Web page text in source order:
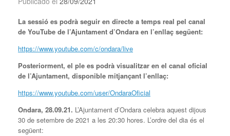
La sessió es podrà seguir en directe a temps real pel canal
de YouTube de l’Ajuntament d’Ondara en l’enllaç següent:
https://www.youtube.com/c/ondara/live
Posteriorment, el ple es podrà visualitzar en el canal oficial
de l’Ajuntament, disponible mitjançant l’enllaç:
https://www.youtube.com/user/OndaraOficial
Ondara, 28.09.21. L’Ajuntament d’Ondara celebra aquest dijous
30 de setembre de 2021 a les 20:30 hores. L’ordre del dia és el
següent: